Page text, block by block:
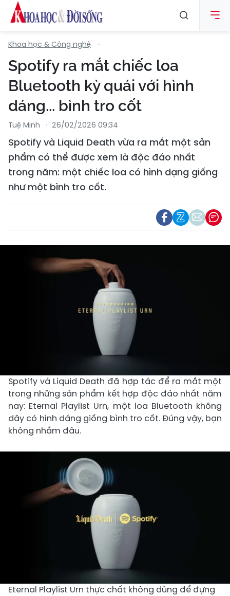
Khoa học & Công nghệ
Spotify ra mắt chiếc loa
Bluetooth kỳ quái với hình
dáng... bình tro cốt
Tuệ Minh 26/02/2026 09:34
Spotify và Liquid Death vừa ra mắt một sản
phẩm có thể được xem là độc đáo nhất
trong năm: một chiếc loa có hình dạng giống
như một bình tro cốt.
Spotify và Liquid Death đã hợp tác để ra mắt một
trong những sản phẩm kết hợp độc đáo nhất năm
nay: Eternal Playlist Urn, một loa Bluetooth không
dây có hình dáng giống bình tro cốt. Đúng vậy, bạn
không nhầm đâu.
Eternal Playlist Urn thực chất không dùng để đựng